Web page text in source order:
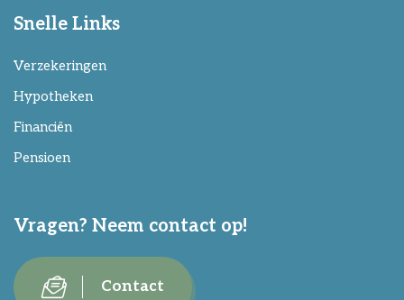
Snelle Links
Verzekeringen
Hypotheken
Financiën
Pensioen
Vragen? Neem contact op!
Contact